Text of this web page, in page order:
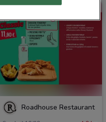
Roadhouse Restaurant